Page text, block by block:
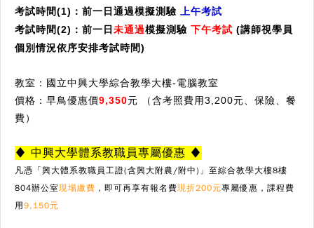
考試時間(1)： 前一日通過模擬測驗 上午考試
考試時間(2)： 前一日 未通過模擬測驗 下午考試 (講師視學員
個別情況依序安排考試時間)
教室：國立中興大學綜合教學大樓-電腦教室
價格： 早鳥優惠價9,350元 （含考照費用3,200元、保險、餐
費）
♦ 中興大學體系教職員專屬優惠 ♦
凡憑「興大體系教職員工證(含興大附農/附中)」至綜合教學大樓8樓
804辦公室現場繳費 ， 即可再享有報名費現折200元專屬優惠 ，課程費
用9,150元